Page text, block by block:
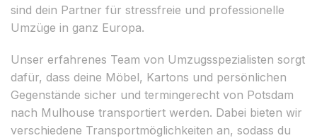
sind dein Partner für stressfreie und professionelle
Umzüge in ganz Europa.
Unser erfahrenes Team von Umzugsspezialisten sorgt
dafür, dass deine Möbel, Kartons und persönlichen
Gegenstände sicher und termingerecht von Potsdam
nach Mulhouse transportiert werden. Dabei bieten wir
verschiedene Transportmöglichkeiten an, sodass du